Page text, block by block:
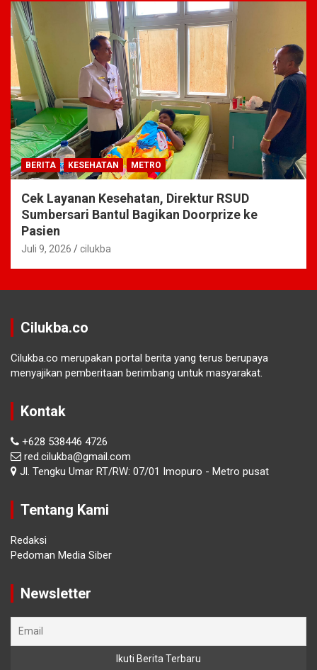
BERITA KESEHATAN METRO
Cek Layanan Kesehatan, Direktur RSUD
Sumbersari Bantul Bagikan Doorprize ke
Pasien
Juli 9, 2026 cilukba
Cilukba.co
Cilukba.co merupakan portal berita yang terus berupaya
menyajikan pemberitaan berimbang untuk masyarakat.
Kontak
+628 538446 4726
red.cilukba@gmail.com
Jl. Tengku Umar RT/RW: 07/01 Imopuro - Metro pusat
Tentang Kami
Redaksi
Pedoman Media Siber
Newsletter